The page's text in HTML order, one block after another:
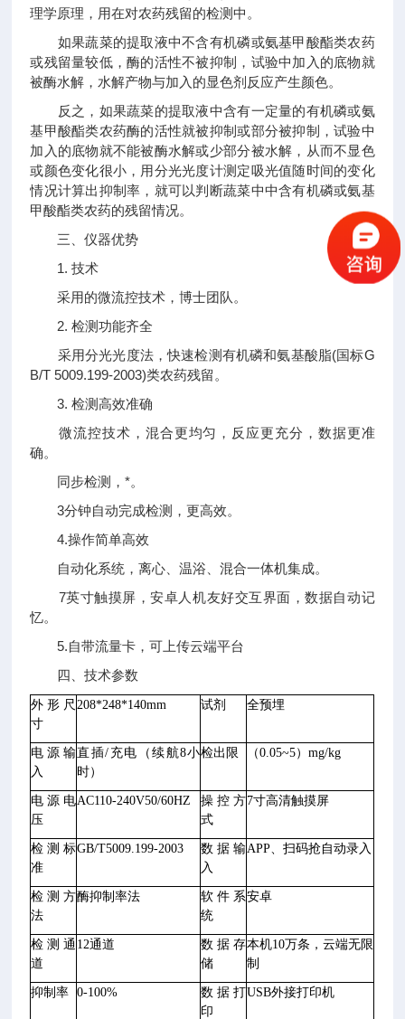
理学原理，用在对农药残留的检测中。
如果蔬菜的提取液中不含有机磷或氨基甲酸酯类农药
或残留量较低，酶的活性不被抑制，试验中加入的底物就
被酶水解，水解产物与加入的显色剂反应产生颜色。
反之，如果蔬菜的提取液中含有一定量的有机磷或氨
基甲酸酯类农药酶的活性就被抑制或部分被抑制，试验中
加入的底物就不能被酶水解或少部分被水解，从而不显色
或颜色变化很小，用分光光度计测定吸光值随时间的变化
情况计算出抑制率，就可以判断蔬菜中中含有机磷或氨基
甲酸酯类农药的残留情况。
三、仪器优势
1. 技术
采用的微流控技术，博士团队。
2. 检测功能齐全
采用分光光度法，快速检测有机磷和氨基酸脂(国标G
B/T 5009.199-2003)类农药残留。
3. 检测高效准确
微流控技术，混合更均匀，反应更充分，数据更准
确。
同步检测，*。
3分钟自动完成检测，更高效。
4.操作简单高效
自动化系统，离心、温浴、混合一体机集成。
7英寸触摸屏，安卓人机友好交互界面，数据自动记
忆。
5.自带流量卡，可上传云端平台
四、技术参数
外形尺
寸
208*248*140mm 试剂 全预埋
电源输
入
直插/充电（续航8小
时）
检出限 （0.05~5）mg/kg
电源电
压
AC110-240V50/60HZ
操控方
式
7寸高清触摸屏
检测标
准
GB/T5009.199-2003
数据输
入
APP、扫码抢自动录入
检测方
法
酶抑制率法
软件系
统
安卓
检测通
道
12通道
数据存
储
本机10万条，云端无限
制
抑制率 0-100%
数据打
印
USB外接打印机